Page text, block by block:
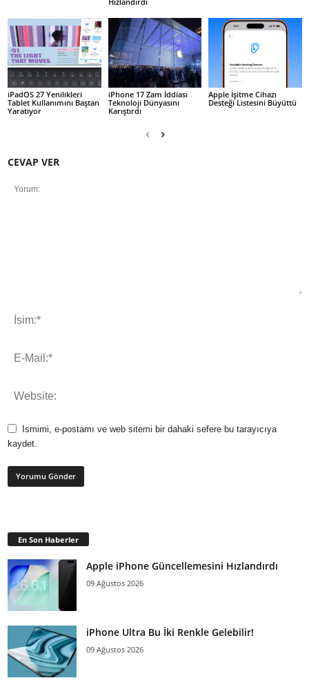
iPadOS 27 Yenilikleri
Tablet Kullanımını Baştan
Yaratıyor
iPhone 17 Zam İddiası
Teknoloji Dünyasını
Karıştırdı
Apple İşitme Cihazı
Desteği Listesini Büyüttü
CEVAP VER
Ismimi, e-postamı ve web sitemi bir dahaki sefere bu tarayıcıya
kaydet.
En Son Haberler
Apple iPhone Güncellemesini Hızlandırdı
09 Ağustos 2026
iPhone Ultra Bu İki Renkle Gelebilir!
09 Ağustos 2026